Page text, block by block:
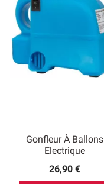
Gonfleur À Ballons
Electrique
26,90 €